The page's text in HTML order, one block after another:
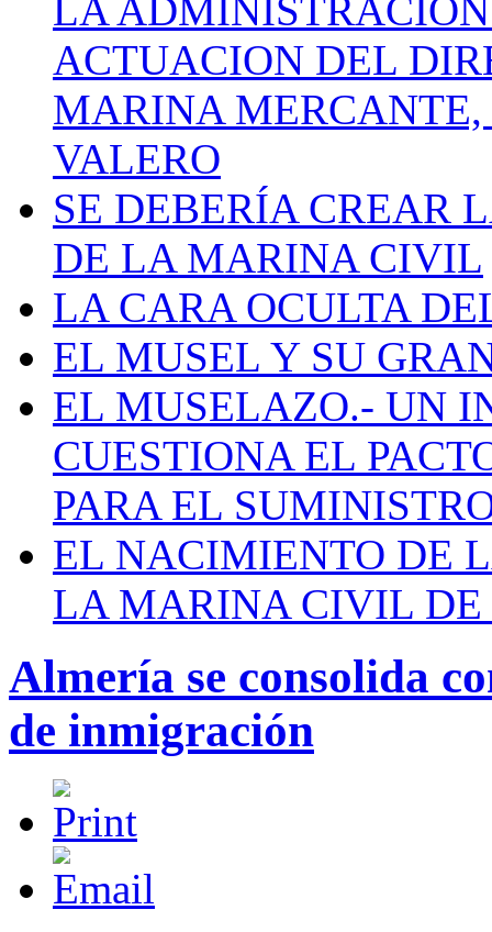
LA
ACTUACION DEL
MARINA
VALERO
SE DEBERÍA CREAR
DE LA MARINA CIVIL
LA CARA OCULTA
EL MUSEL Y SU
EL MUSELAZO.- UN
CUESTIONA EL
PARA EL
EL NACIMIENTO DE
LA MARINA CIVIL DE
Almería se consolida
de inmigración